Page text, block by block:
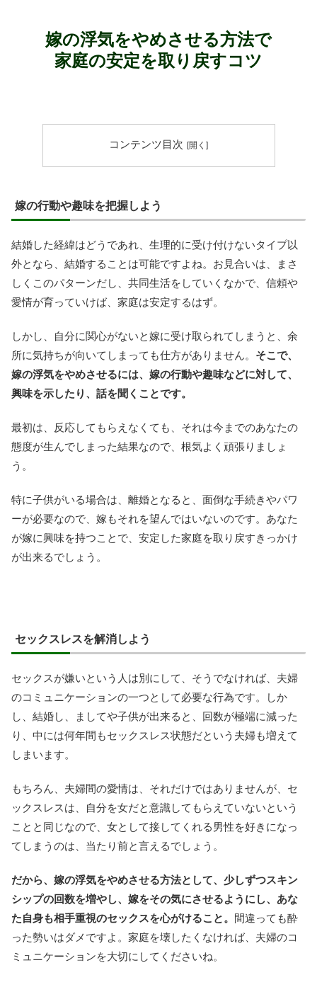
嫁の浮気をやめさせる方法で
家庭の安定を取り戻すコツ
コンテンツ目次
嫁の行動や趣味を把握しよう
結婚した経緯はどうであれ、生理的に受け付けないタイプ以
外となら、結婚することは可能ですよね。お見合いは、まさ
しくこのパターンだし、共同生活をしていくなかで、信頼や
愛情が育っていけば、家庭は安定するはず。
しかし、自分に関心がないと嫁に受け取られてしまうと、余
所に気持ちが向いてしまっても仕方がありません。 そこで、
嫁の浮気をやめさせるには、嫁の行動や趣味などに対して、
興味を示したり、話を聞くことです。
最初は、反応してもらえなくても、それは今までのあなたの
態度が生んでしまった結果なので、根気よく頑張りましょ
う。
特に子供がいる場合は、離婚となると、面倒な手続きやパワ
ーが必要なので、嫁もそれを望んではいないのです。あなた
が嫁に興味を持つことで、安定した家庭を取り戻すきっかけ
が出来るでしょう。
セックスレスを解消しよう
セックスが嫌いという人は別にして、そうでなければ、夫婦
のコミュニケーションの一つとして必要な行為です。しか
し、結婚し、ましてや子供が出来ると、回数が極端に減った
り、中には何年間もセックスレス状態だという夫婦も増えて
しまいます。
もちろん、夫婦間の愛情は、それだけではありませんが、セ
ックスレスは、自分を女だと意識してもらえていないという
ことと同じなので、女として接してくれる男性を好きになっ
てしまうのは、当たり前と言えるでしょう。
だから、嫁の浮気をやめさせる方法として、少しずつスキン
シップの回数を増やし、嫁をその気にさせるようにし、あな
た自身も相手重視のセックスを心がけること。 間違っても酔
った勢いはダメですよ。家庭を壊したくなければ、夫婦のコ
ミュニケーションを大切にしてくださいね。